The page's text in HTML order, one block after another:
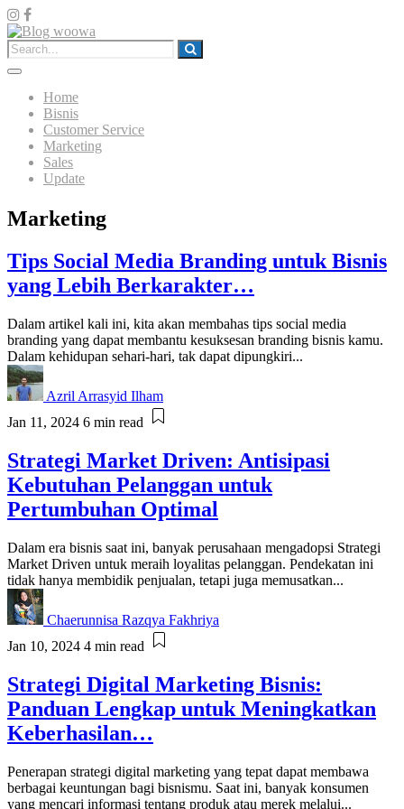
Home
Bisnis
Customer Service
Marketing
Sales
Update
Marketing
Tips Social Media Branding untuk Bisnis
yang Lebih Berkarakter…
Dalam artikel kali ini, kita akan membahas tips social media
branding yang dapat membantu kesuksesan branding bisnis kamu.
Dalam kehidupan sehari-hari, tak dapat dipungkiri...
Azril Arrasyid Ilham
Jan 11, 2024 6 min read
Strategi Market Driven: Antisipasi
Kebutuhan Pelanggan untuk
Pertumbuhan Optimal
Dalam era bisnis saat ini, banyak perusahaan mengadopsi Strategi
Market Driven untuk meraih loyalitas pelanggan. Pendekatan ini
tidak hanya membidik penjualan, tetapi juga memusatkan...
Chaerunnisa Razqya Fakhriya
Jan 10, 2024 4 min read
Strategi Digital Marketing Bisnis:
Panduan Lengkap untuk Meningkatkan
Keberhasilan…
Penerapan strategi digital marketing yang tepat dapat membawa
berbagai keuntungan bagi bisnismu. Saat ini, banyak konsumen
yang mencari informasi tentang produk atau merek melalui...